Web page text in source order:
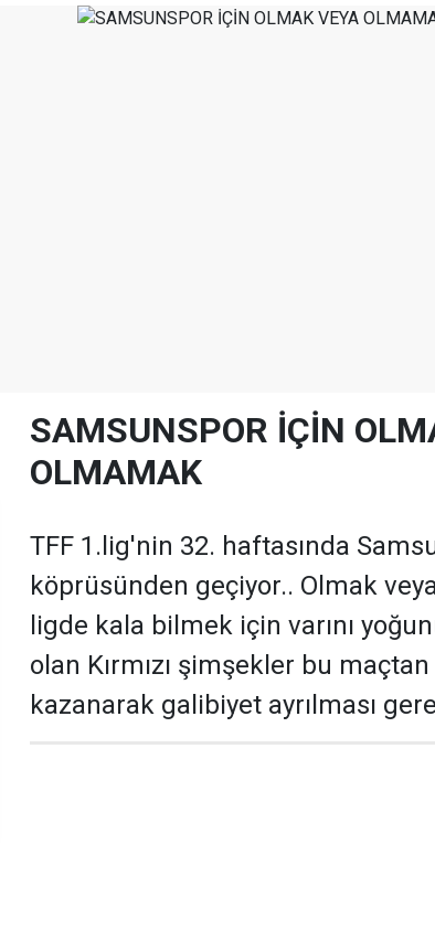
SAMSUNSPOR İÇİN
OLMAMAK
TFF 1.lig'nin 32. haftasında
köprüsünden geçiyor.. Olmak
ligde kala bilmek için varını
olan Kırmızı şimşekler bu
kazanarak galibiyet ayrılması